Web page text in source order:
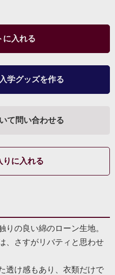
に入れる
学グッズを作る
て問い合わせる
りに入れる
りの良い綿のローン生地。
、さすがリバティと思わせ
透け感もあり、衣類だけで